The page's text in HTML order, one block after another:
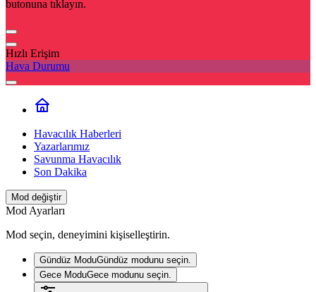
butonuna tıklayın.
Hızlı Erişim
Hava Durumu
Havacılık Haberleri
Yazarlarımız
Savunma Havacılık
Son Dakika
Mod değiştir
Mod Ayarları
Mod seçin, deneyimini kişiselleştirin.
Gündüz ModuGündüz modunu seçin.
Gece ModuGece modunu seçin.